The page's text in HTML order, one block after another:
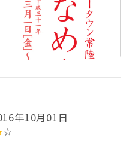
年10月01日
☆